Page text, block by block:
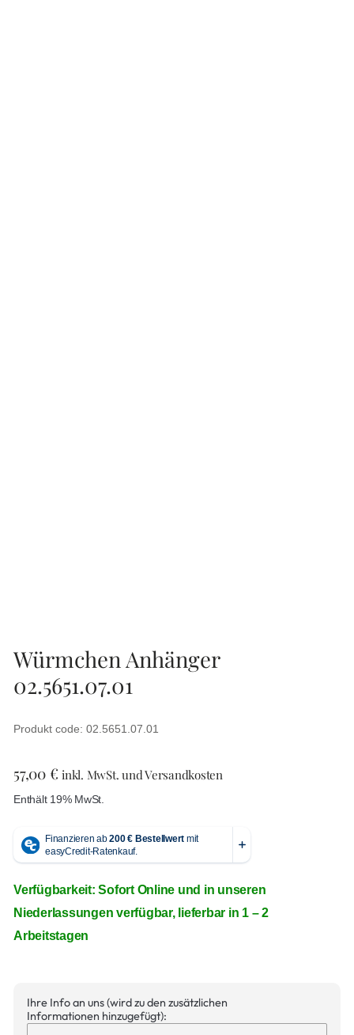
Würmchen Anhänger
02.5651.07.01
Produkt code: 02.5651.07.01
57,00€ inkl. MwSt. und Versandkosten
Enthält 19% MwSt.
Verfügbarkeit: Sofort Online und in unseren
Niederlassungen verfügbar, lieferbar in 1 – 2
Arbeitstagen
Ihre Info an uns (wird zu den zusätzlichen
Informationen hinzugefügt):